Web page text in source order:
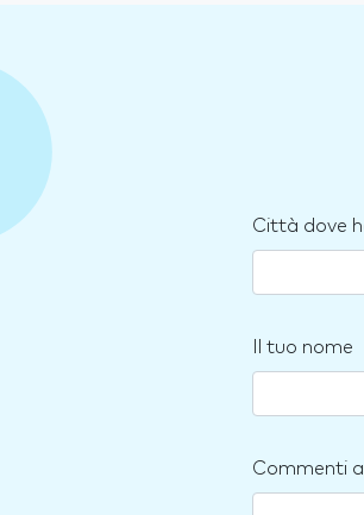
Città dove
Il tuo nome
Commenti